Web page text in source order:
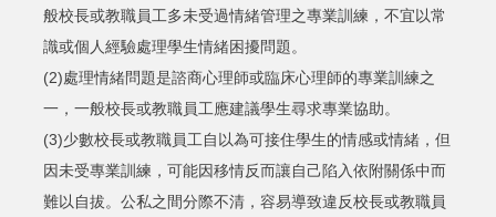
般校長或教職員工多未受過情緒管理之專業訓練，不宜以常
識或個人經驗處理學生情緒困擾問題。
(2)處理情緒問題是諮商心理師或臨床心理師的專業訓練之
一，一般校長或教職員工應建議學生尋求專業協助。
(3)少數校長或教職員工自以為可接住學生的情感或情緒，但
因未受專業訓練，可能因移情反而讓自己陷入依附關係中而
難以自拔。公私之間分際不清，容易導致違反校長或教職員